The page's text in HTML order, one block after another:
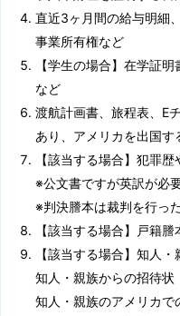
直近3ヶ月間の給与明細
事業所有権など
【学生の場合】在学証
など
渡航計画書、旅程表、E
あり、アメリカを出国
【該当する場合】犯罪
※公文書ですが英訳が必要
※判決謄本は裁判を行っ
【該当する場合】戸籍謄
【該当する場合】知人
知人・親族からの招待状
知人・親族のアメリカ